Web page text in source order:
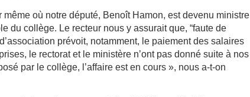
où notre député, Benoît Hamon, est devenu ministre
du collège. Le recteur nous y assurait que, “faute de
prévoit, notamment, le paiement des salaires
le rectorat et le ministère n’ont pas donné suite à nos
par le collège, l’affaire est en cours », nous a-t-on